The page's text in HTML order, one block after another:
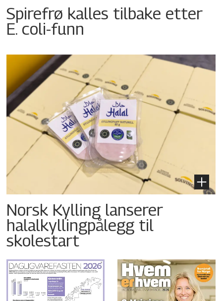
Spirefrø kalles tilbake etter
E. coli-funn
Norsk Kylling lanserer
halalkyllingpålegg til
skolestart